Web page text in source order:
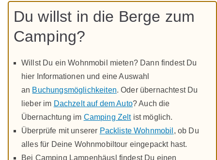
Du willst in die Berge zum
Camping?
Willst Du ein Wohnmobil mieten? Dann findest Du
hier Informationen und eine Auswahl
an Buchungsmöglichkeiten. Oder übernachtest Du
lieber im Dachzelt auf dem Auto? Auch die
Übernachtung im Camping Zeltist möglich.
Überprüfe mit unserer Packliste Wohnmobil , ob Du
alles für Deine Wohnmobiltour eingepackt hast.
Bei Camping Lampenhäusl findest Du einen